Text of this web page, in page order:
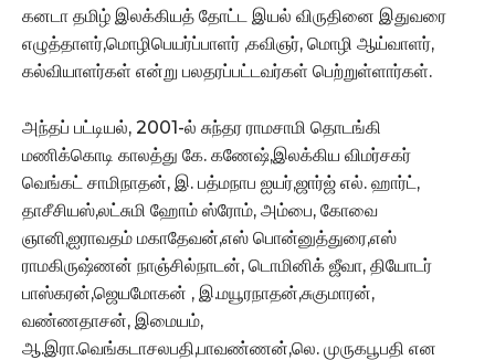
கனடா தமிழ் இலக்கியத் தோட்ட இயல் விருதினை இதுவரை
எழுத்தாளர்,மொழிபெயர்ப்பாளர் ,கவிஞர், மொழி ஆய்வாளர்,
கல்வியாளர்கள் என்று பலதரப்பட்டவர்கள் பெற்றுள்ளார்கள்.
அந்தப் பட்டியல், 2001-ல் சுந்தர ராமசாமி தொடங்கி
மணிக்கொடி காலத்து கே. கணேஷ்,இலக்கிய விமர்சகர்
வெங்கட் சாமிநாதன், இ. பத்மநாப ஐயர்,ஜார்ஜ் எல். ஹார்ட்,
தாசீசியஸ்,லட்சுமி ஹோம் ஸ்ரோம், அம்பை, கோவை
ஞானி,ஐராவதம் மகாதேவன்,எஸ் பொன்னுத்துரை,எஸ்
ராமகிருஷ்ணன் நாஞ்சில்நாடன், டொமினிக் ஜீவா, தியோடர்
பாஸ்கரன்,ஜெயமோகன் , இ.மயூரநாதன்,சுகுமாரன்,
வண்ணதாசன், இமையம்,
ஆ.இரா.வெங்கடாசலபதி,பாவண்ணன்,லெ. முருகபூபதி என